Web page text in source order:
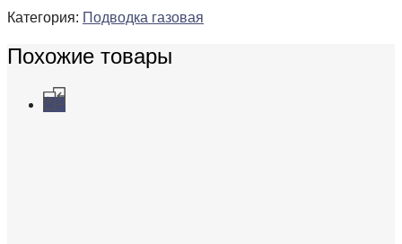
Категория: Подводка газовая
Похожие товары